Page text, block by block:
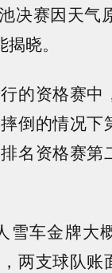
赛因天气
晓。
资格赛中
倒的情况下
名资格赛第
车金牌大
两支球队账